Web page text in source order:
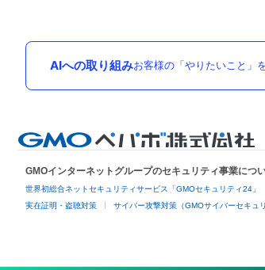
AIへの取り組みお客様の「やりたいこと」
GMOインターネットグループのセキュリティ事業につ
世界初総合ネットセキュリティサービス「GMOセキュリティ24」
実在証明・盗聴対策 サイバー攻撃対策（GMOサイバーセキュ